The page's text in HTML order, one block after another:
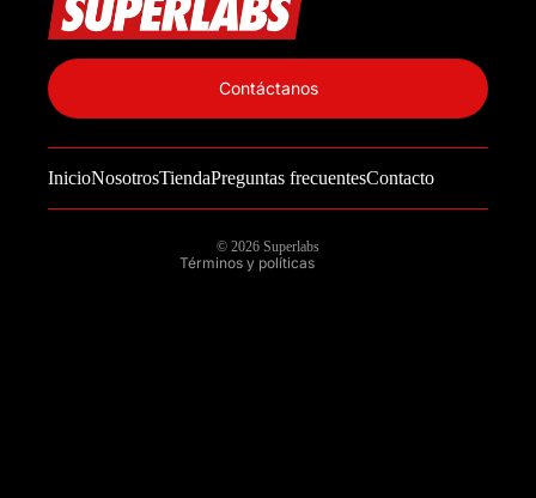
InicioNosotrosTiendaPreguntas frecuentesContacto
Contáctanos
© 2026 Superlabs
Términos y políticas
Información de contacto
Política de reembolso
Términos del servicio
Política de envío